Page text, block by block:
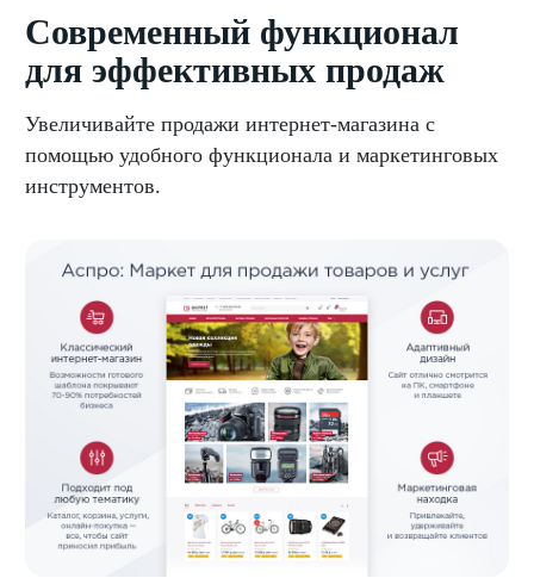
Современный функционал
для эффективных продаж
Увеличивайте продажи интернет-магазина с
помощью удобного функционала и маркетинговых
инструментов.